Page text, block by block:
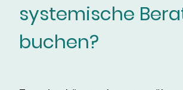
systemische
buchen?